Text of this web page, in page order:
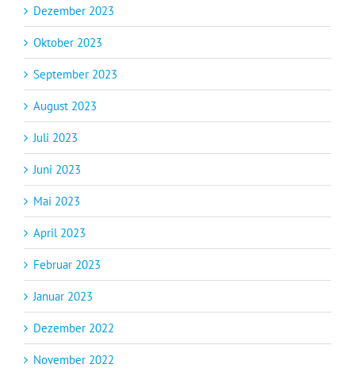
Dezember 2023
Oktober 2023
September 2023
August 2023
Juli 2023
Juni 2023
Mai 2023
April 2023
Februar 2023
Januar 2023
Dezember 2022
November 2022